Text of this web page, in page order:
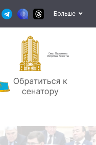
Больше
Сенат Парламента
Республики Казахстан